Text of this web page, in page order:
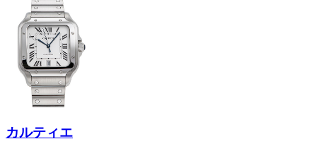
カルティエ